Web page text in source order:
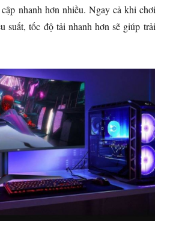
nhanh hơn nhiều. Ngay cả khi chơi
suất, tốc độ tải nhanh hơn sẽ giúp trải